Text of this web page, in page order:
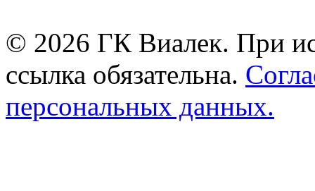
© 2026 ГК Виалек. При
ссылка обязательна.
персональных данных.